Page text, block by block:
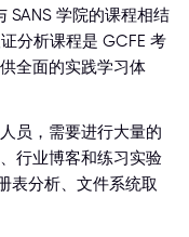
SANS 学院的课程相结
分析课程是 GCFE 考
全面的实践学习体
员，需要进行大量的
行业博客和练习实验
表分析、文件系统取